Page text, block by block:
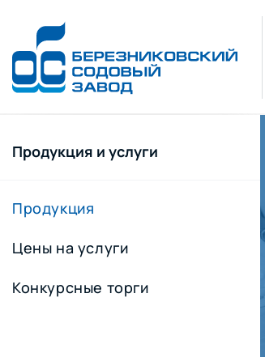
Продукция и услуги
Продукция
Цены на услуги
Конкурсные торги